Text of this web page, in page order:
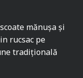
mănușa și
rucsac pe
tradițională